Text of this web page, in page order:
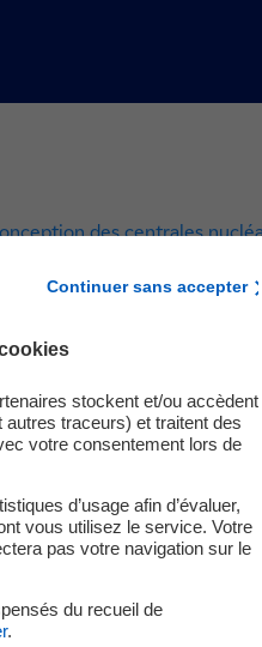
des centrales
à une production
l’international.
femmes et d’hommes
ou experts métiers.
… Nos équipes sont au
de passionnés, composé
Continuer sans accepter
stockent et/ou accèdent
traceurs) et traitent des
votre consentement lors de
d’usage afin d’évaluer,
vous utilisez le service. Votre
pas votre navigation sur le
du recueil de
.